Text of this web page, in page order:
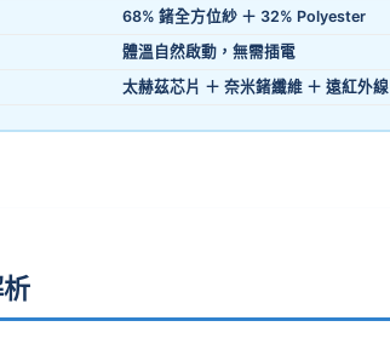
68% 鍺全方位紗 ＋ 32% Polyester
體溫自然啟動，無需插電
太赫茲芯片 ＋ 奈米鍺纖維 ＋ 遠紅外線